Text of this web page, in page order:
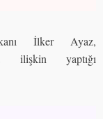
İlker Ayaz,
ilişkin yaptığı